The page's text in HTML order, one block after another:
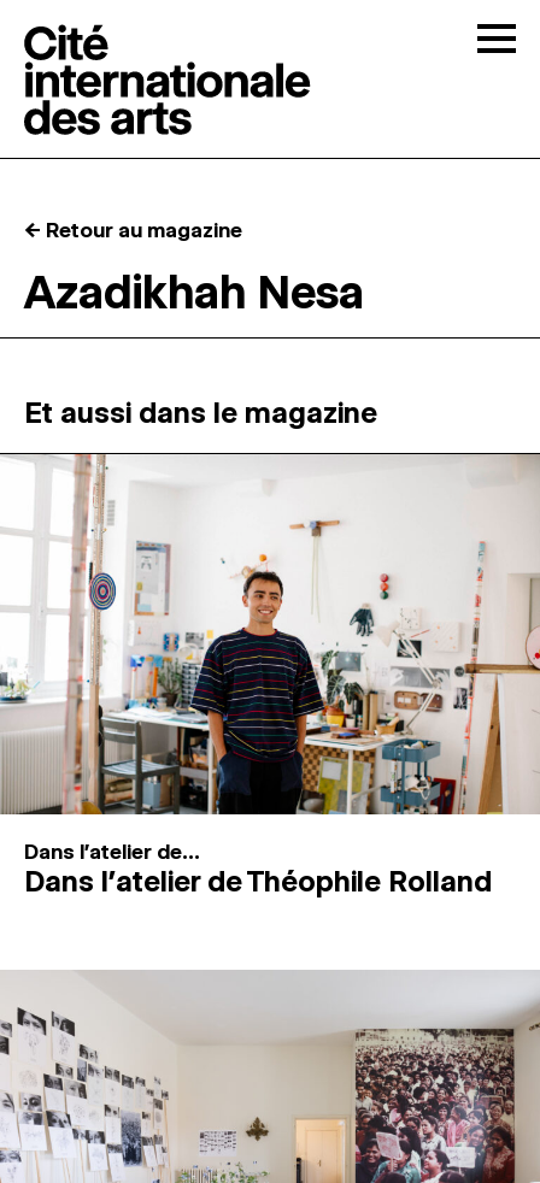
RÉSIDENCES ↓
ATELIERS OUVERTS
PROGRAMMATION
MAGAZINE
ESPACES DE PRATIQUE ARTISTIQUE ↓
Recherche
Connexion
← Retour au magazine
Azadikhah Nesa
Et aussi dans le magazine
Dans l'atelier de...
Dans l’atelier de Théophile Rolland